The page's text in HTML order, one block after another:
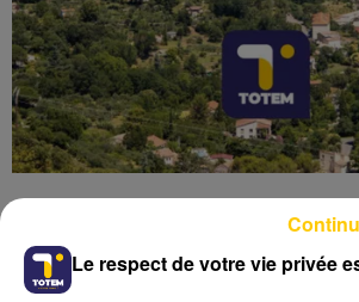
Le respect de votre vie privée